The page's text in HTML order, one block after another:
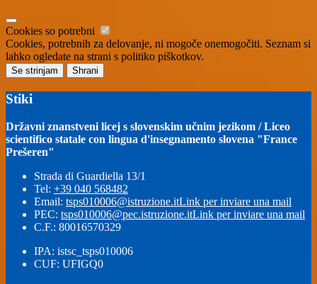
Cookies so potrebni
Cookies, potrebnih za delovanje, ni mogoče onemogočiti. Seznam si
lahko ogledate na strani s politiko piškotkov.
Se strinjam Shrani
Stiki
Državni znanstveni licej s slovenskim učnim jezikom / Liceo
scientifico statale con lingua d'insegnamento slovena "France
Prešeren"
Strada di Guardiella 13/1
Tel: +39 040 568482
Email: tsps010006@istruzione.itLink per inviare una mail
PEC: tsps010006@pec.istruzione.itLink per inviare una mail
C.F.: 80016570329
IPA: istsc_tsps010006
CUF: UFIGQ0